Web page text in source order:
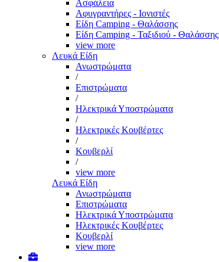
Ασφάλεια
Αφυγραντήρες - Ιονιστές
Είδη Camping - Θαλάσσης
Είδη Camping - Ταξιδιού - Θαλάσσης
view more
Λευκά Είδη
Ανωστρώματα
/
Επιστρώματα
/
Ηλεκτρικά Υποστρώματα
/
Ηλεκτρικές Κουβέρτες
/
Κουβερλί
/
view more
Λευκά Είδη
Ανωστρώματα
Επιστρώματα
Ηλεκτρικά Υποστρώματα
Ηλεκτρικές Κουβέρτες
Κουβερλί
view more